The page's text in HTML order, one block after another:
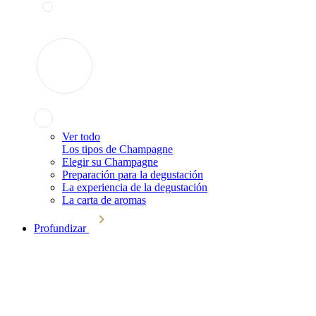
Ver todo
Los tipos de Champagne
Elegir su Champagne
Preparación para la degustación
La experiencia de la degustación
La carta de aromas
Profundizar